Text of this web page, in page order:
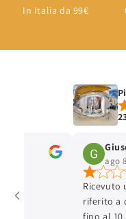
In Italia da 99€
ago 8,
Ricevuto
riferito a
fino al 10.